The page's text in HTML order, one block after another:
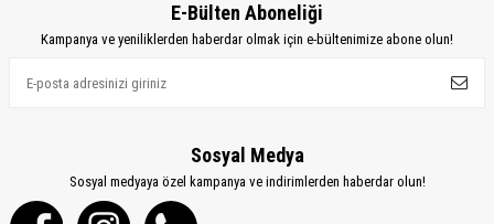
E-Bülten Aboneliği
Kampanya ve yeniliklerden haberdar olmak için e-bültenimize abone olun!
Sosyal Medya
Sosyal medyaya özel kampanya ve indirimlerden haberdar olun!